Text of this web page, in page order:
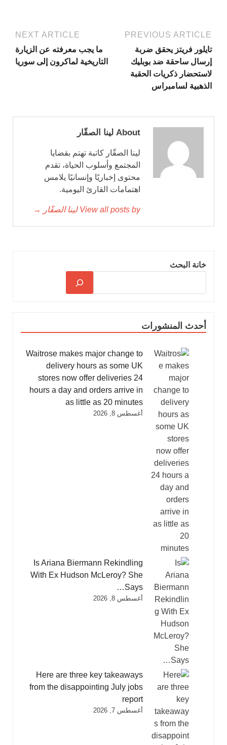
PREVIOUS ARTICLE
تايلور فريتز يحقق ضربة
إرسال ساحقة ضد بوبليك
لاستحضار ذكريات الحقبة
الذهبية لسامبراس
NEXT ARTICLE
ما يجب معرفته عن الزيارة
التاريخية لماكرون إلى سوريا
About لينا الصقّار
لينا الصقّار كاتبة تهتم بقضايا
المجتمع وأسلوب الحياة، تقدم
محتوى إخباريًا وإنسانيًا يلامس
اهتمامات القارئ اليومية.
View all posts by لينا الصقّار →
خانة البحث
أحدث المنشورات
Waitrose makes major change to
delivery hours as some UK
stores now offer deliveries 24
hours a day and orders arrive in
as little as 20 minutes
أغسطس 8, 2026
Is Ariana Biermann Rekindling
With Ex Hudson McLeroy? She
Says…
أغسطس 8, 2026
Here are three key takeaways
from the disappointing July jobs
report
أغسطس 7, 2026